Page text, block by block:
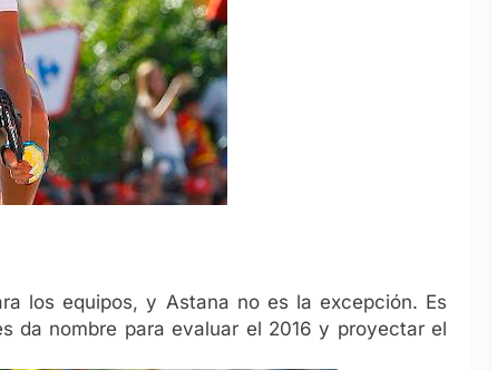
los equipos, y Astana no es la excepción. Es
da nombre para evaluar el 2016 y proyectar el